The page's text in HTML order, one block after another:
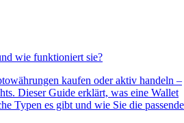
wie funktioniert sie?
kaufen oder aktiv handeln –
Dieser Guide erklärt, was eine Wallet
Typen es gibt und wie Sie die passende